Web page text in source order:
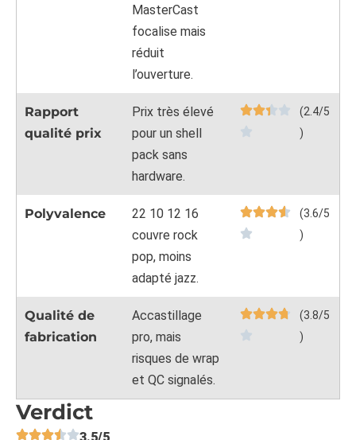
MasterCast
focalise mais
réduit
l’ouverture.
Rapport
qualité prix
Prix très élevé
pour un shell
pack sans
hardware.
(2.4/5
)
Polyvalence
22 10 12 16
couvre rock
pop, moins
adapté jazz.
(3.6/5
)
Qualité de
fabrication
Accastillage
pro, mais
risques de wrap
et QC signalés.
(3.8/5
)
Verdict